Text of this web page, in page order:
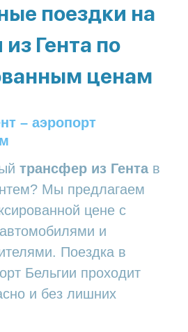
поездки на
из Гента по
ценам
– аэропорт
трансфер из Гентав
Мы предлагаем
цене с
и
Поездка в
Бельгии проходит
и без лишних